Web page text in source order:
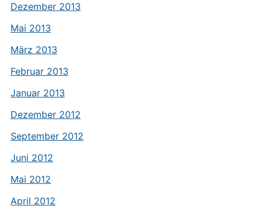
Dezember 2013
Mai 2013
März 2013
Februar 2013
Januar 2013
Dezember 2012
September 2012
Juni 2012
Mai 2012
April 2012